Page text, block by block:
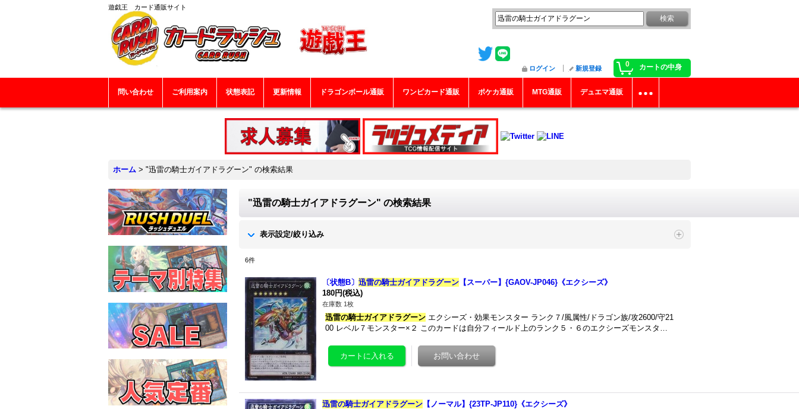
遊戯王 カード通販サイト
0 カートの中身
ログイン 新規登録
問い合わせ ご利用案内 状態表記 更新情報 ドラゴンボール通販 ワンピカード通販 ポケカ通販 MTG通販 デュエマ通販
ホーム > "迅雷の騎士ガイアドラグーン" の検索結果
"迅雷の騎士ガイアドラグーン" の検索結果
表示設定/絞り込み
6件
〔状態B〕 迅雷の騎士ガイアドラグーン 【スーパー】{GAOV-JP046}《エクシーズ》
180円(税込)
在庫数 1枚
迅雷の騎士ガイアドラグーン エクシーズ・効果モンスター ランク７/風属性/ドラゴン族/攻2600/守21
00 レベル７モンスター×２ このカードは自分フィールド上のランク５・６のエクシーズモンスタ…
迅雷の騎士ガイアドラグーン 【ノーマル】{23TP-JP110}《エクシーズ》